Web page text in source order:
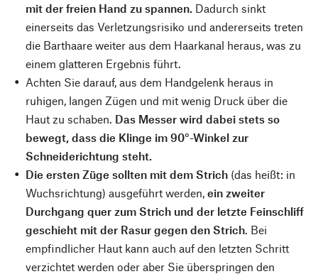
mit der freien Hand zu spannen. Dadurch sinkt
einerseits das Verletzungsrisiko und andererseits treten
die Barthaare weiter aus dem Haarkanal heraus, was zu
einem glatteren Ergebnis führt.
Achten Sie darauf, aus dem Handgelenk heraus in
ruhigen, langen Zügen und mit wenig Druck über die
Haut zu schaben. Das Messer wird dabei stets so
bewegt, dass die Klinge im 90°-Winkel zur
Schneiderichtung steht.
Die ersten Züge sollten mit dem Strich (das heißt: in
Wuchsrichtung) ausgeführt werden, ein zweiter
Durchgang quer zum Strich und der letzte Feinschliff
geschieht mit der Rasur gegen den Strich . Bei
empfindlicher Haut kann auch auf den letzten Schritt
verzichtet werden oder aber Sie überspringen den